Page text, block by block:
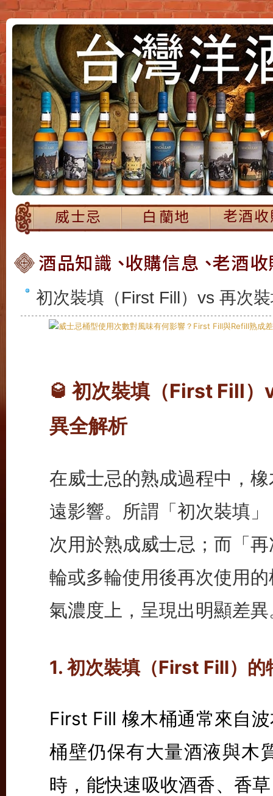
初次裝填（First Fill）vs 再次
🥃初次裝填（First Fill）
異全解析
在威士忌的熟成過程中，
遠影響。所謂「初次裝填
次用於熟成威士忌；而「
輪或多輪使用後再次使用
氣濃度上，呈現出明顯差異
1. 初次裝填（First Fill）的
First Fill 橡木桶通常來自
桶壁仍保有大量酒液與木
時，能快速吸收酒香、香